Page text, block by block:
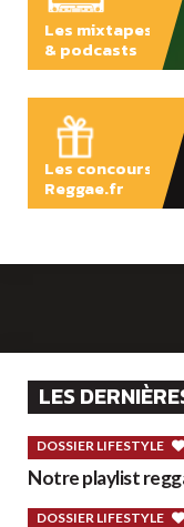
Les mixtapes
& podcasts
Les concours
Reggae.fr
LES
DOSSIER LIFESTYLE
Notre playlist
DOSSIER LIFESTYLE